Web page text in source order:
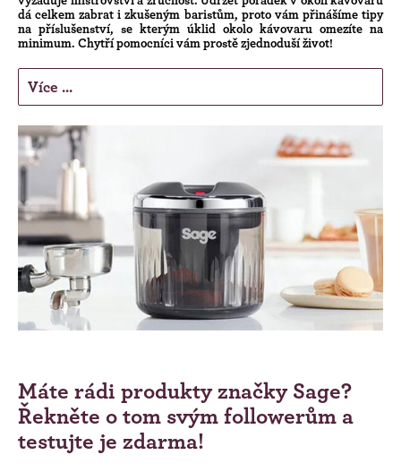
dá celkem zabrat i zkušeným baristům, proto vám přinášíme tipy
na příslušenství, se kterým úklid okolo kávovaru omezíte na
minimum. Chytří pomocníci vám prostě zjednoduší život!
Více ...
Máte rádi produkty značky Sage?
Řekněte o tom svým followerům a
testujte je zdarma!